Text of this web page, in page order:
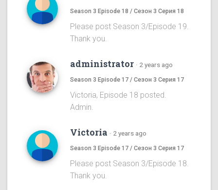
Season 3 Episode 18 / Сезон 3 Серия 18
Please post Season 3/Episode 19.
Thank you.
administrator · 2 years ago
Season 3 Episode 17 / Сезон 3 Серия 17
Victoria, Episode 18 posted.
Admin.
Victoria · 2 years ago
Season 3 Episode 17 / Сезон 3 Серия 17
Please post Season 3/Episode 18.
Thank you.